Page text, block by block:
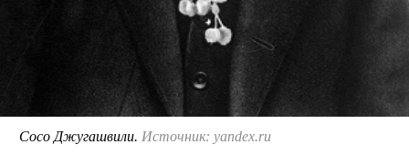
Сосо Джугашвили. Источник: yandex.ru